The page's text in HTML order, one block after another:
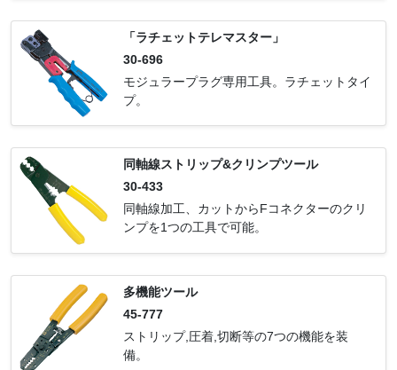
「ラチェットテレマスター」
30-696
モジュラープラグ専用工具。ラチェットタイ
プ。
同軸線ストリップ&クリンプツール
30-433
同軸線加工、カットからFコネクターのクリ
ンプを1つの工具で可能。
多機能ツール
45-777
ストリップ,圧着,切断等の7つの機能を装
備。